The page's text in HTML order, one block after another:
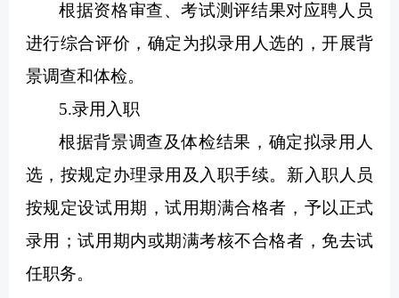
根据资格审查、考试测评结果对应聘人员
进行综合评价，确定为拟录用人选的，开展背
景调查和体检。
5.录用入职
根据背景调查及体检结果，确定拟录用人
选，按规定办理录用及入职手续。新入职人员
按规定设试用期，试用期满合格者，予以正式
录用；试用期内或期满考核不合格者，免去试
任职务。